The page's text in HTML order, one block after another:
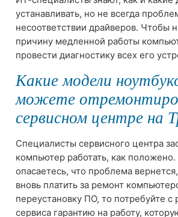
устанавливать, но не всегда
несоответствии драйверов. Чтобы
причину медленной работы
провести диагностику всех его
Какие модели
можете
сервисном центре на
Специалисты сервисного центра
компьютер работать, как
опасаетесь, что проблема
вновь платить за ремонт
переустановку ПО, то потребуйте с
сервиса гарантию на работу,